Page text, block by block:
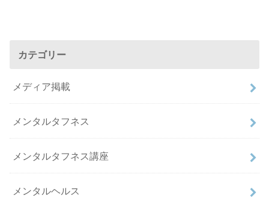
カテゴリー
メディア掲載
メンタルタフネス
メンタルタフネス講座
メンタルヘルス